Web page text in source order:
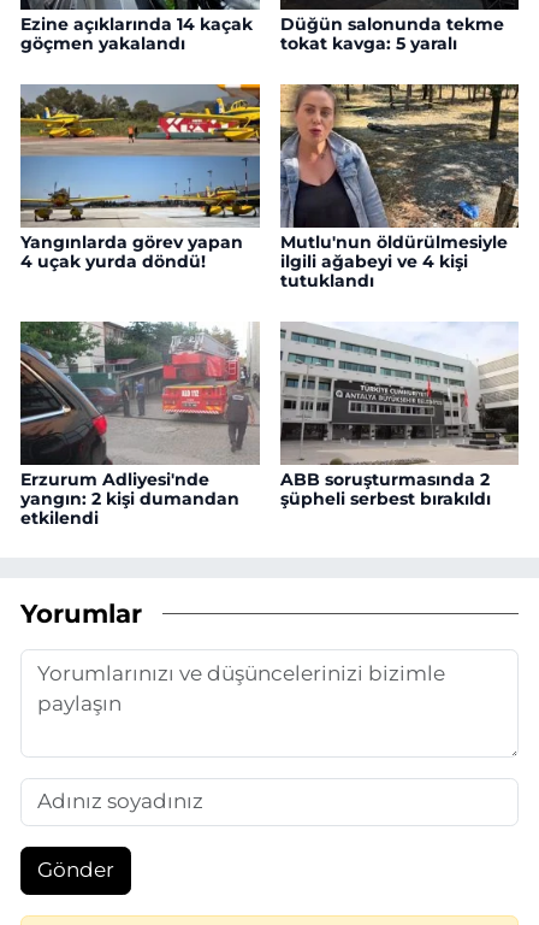
Ezine açıklarında 14 kaçak
göçmen yakalandı
Düğün salonunda tekme
tokat kavga: 5 yaralı
Yangınlarda görev yapan
4 uçak yurda döndü!
Mutlu'nun öldürülmesiyle
ilgili ağabeyi ve 4 kişi
tutuklandı
Erzurum Adliyesi'nde
yangın: 2 kişi dumandan
etkilendi
ABB soruşturmasında 2
şüpheli serbest bırakıldı
Yorumlar
Gönder